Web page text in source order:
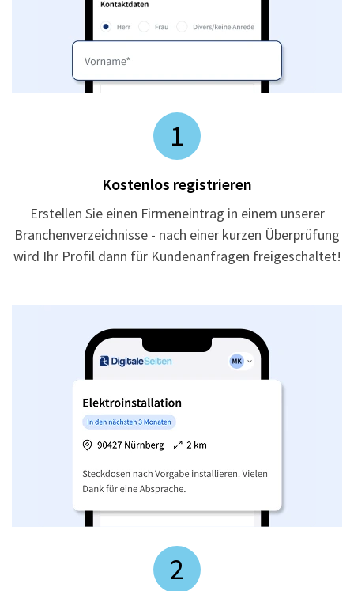
1
Kostenlos registrieren
Erstellen Sie einen Firmeneintrag in einem unserer
Branchenverzeichnisse - nach einer kurzen Überprüfung
wird Ihr Profil dann für Kundenanfragen freigeschaltet!
2